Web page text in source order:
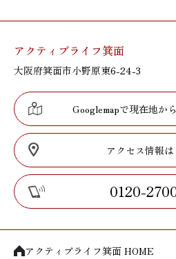
アクティブライフ箕面
大阪府箕面市小野原東6-24-3
Googlemapで現在地か
アクセス情報は
0120-
アクティブライフ箕面 HOME